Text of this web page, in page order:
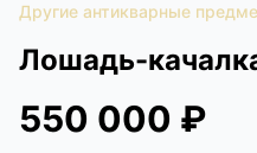
Другие антикварные
Лошадь-
550 000 ₽